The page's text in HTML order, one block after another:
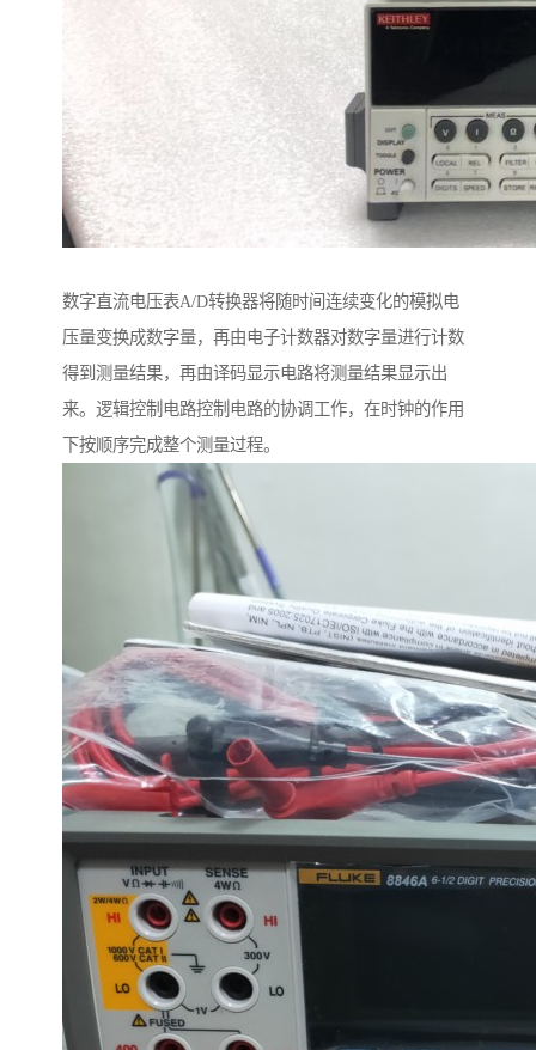
数字直流电压表A/D转换器将随时间连续变化的模拟电
压量变换成数字量，再由电子计数器对数字量进行计数
得到测量结果，再由译码显示电路将测量结果显示出
来。逻辑控制电路控制电路的协调工作，在时钟的作用
下按顺序完成整个测量过程。